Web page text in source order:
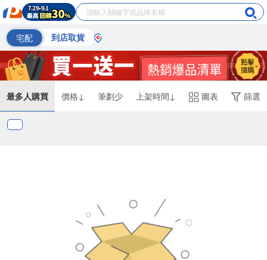
宅配 到店取貨
最多人購買 價格↓ 筆劃少 上架時間↓ 圖表 篩選